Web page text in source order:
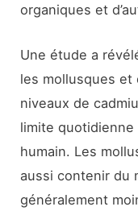
organiques et
Une étude a
les mollusques
niveaux de
limite quotidienne
humain. Les
aussi contenir du
généralement